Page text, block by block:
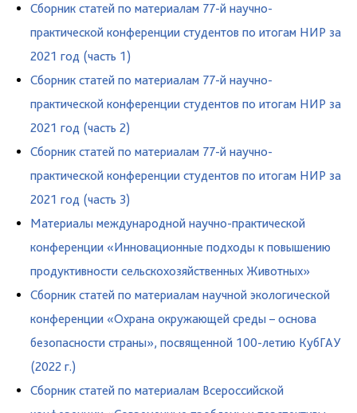
Сборник статей по материалам 77-й научно-
практической конференции студентов по итогам НИР за
2021 год (часть 1)
Сборник статей по материалам 77-й научно-
практической конференции студентов по итогам НИР за
2021 год (часть 2)
Сборник статей по материалам 77-й научно-
практической конференции студентов по итогам НИР за
2021 год (часть 3)
Материалы международной научно-практической
конференции «Инновационные подходы к повышению
продуктивности сельскохозяйственных Животных»
Cборник статей по материалам научной экологической
конференции «Охрана окружающей среды – основа
безопасности страны», посвященной 100-летию КубГАУ
(2022 г.)
Cборник статей по материалам Всероссийской